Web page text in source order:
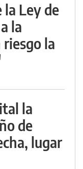
la Ley de
la
la
la
de
lugar